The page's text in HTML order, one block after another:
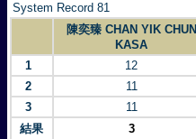
System Record 81
陳奕臻 CHAN YIK CHUN
KASA
1 12
2
11
3
11
結果
3